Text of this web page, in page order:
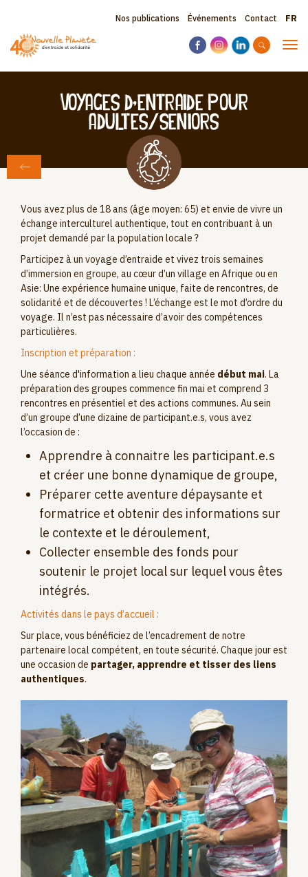
contenu
principal
Topbar
Nos publications Événements Contact
Voyages d’entraide pour
adultes/seniors
Vous avez plus de 18 ans (âge moyen: 65) et envie de vivre un
échange interculturel authentique, tout en contribuant à un
projet demandé par la population locale ?
Participez à un voyage d’entraide et vivez trois semaines
d’immersion en groupe, au cœur d’un village en Afrique ou en
Asie: Une expérience humaine unique, faite de rencontres, de
solidarité et de découvertes ! L’échange est le mot d’ordre du
voyage. Il n’est pas nécessaire d’avoir des compétences
particulières.
Inscription et préparation :
Une séance d'information a lieu chaque année début mai. La
préparation des groupes commence fin mai et comprend 3
rencontres en présentiel et des actions communes. Au sein
d’un groupe d’une dizaine de participant.e.s, vous avez
l’occasion de :
Apprendre à connaitre les participant.e.s
et créer une bonne dynamique de groupe,
Préparer cette aventure dépaysante et
formatrice et obtenir des informations sur
le contexte et le déroulement,
Collecter ensemble des fonds pour
soutenir le projet local sur lequel vous êtes
intégrés.
Activités dans le pays d’accueil :
Sur place, vous bénéficiez de l’encadrement de notre
partenaire local compétent, en toute sécurité. Chaque jour est
une occasion de partager, apprendre et tisser des liens
authentiques.